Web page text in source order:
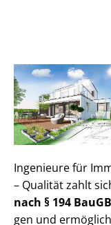
Ingenieure für
– Qualität zahlt
nach § 194 BauGB
gen und